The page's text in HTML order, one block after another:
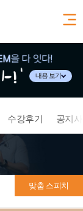
내용 보기
수강후기 공지
맞춤 스피치